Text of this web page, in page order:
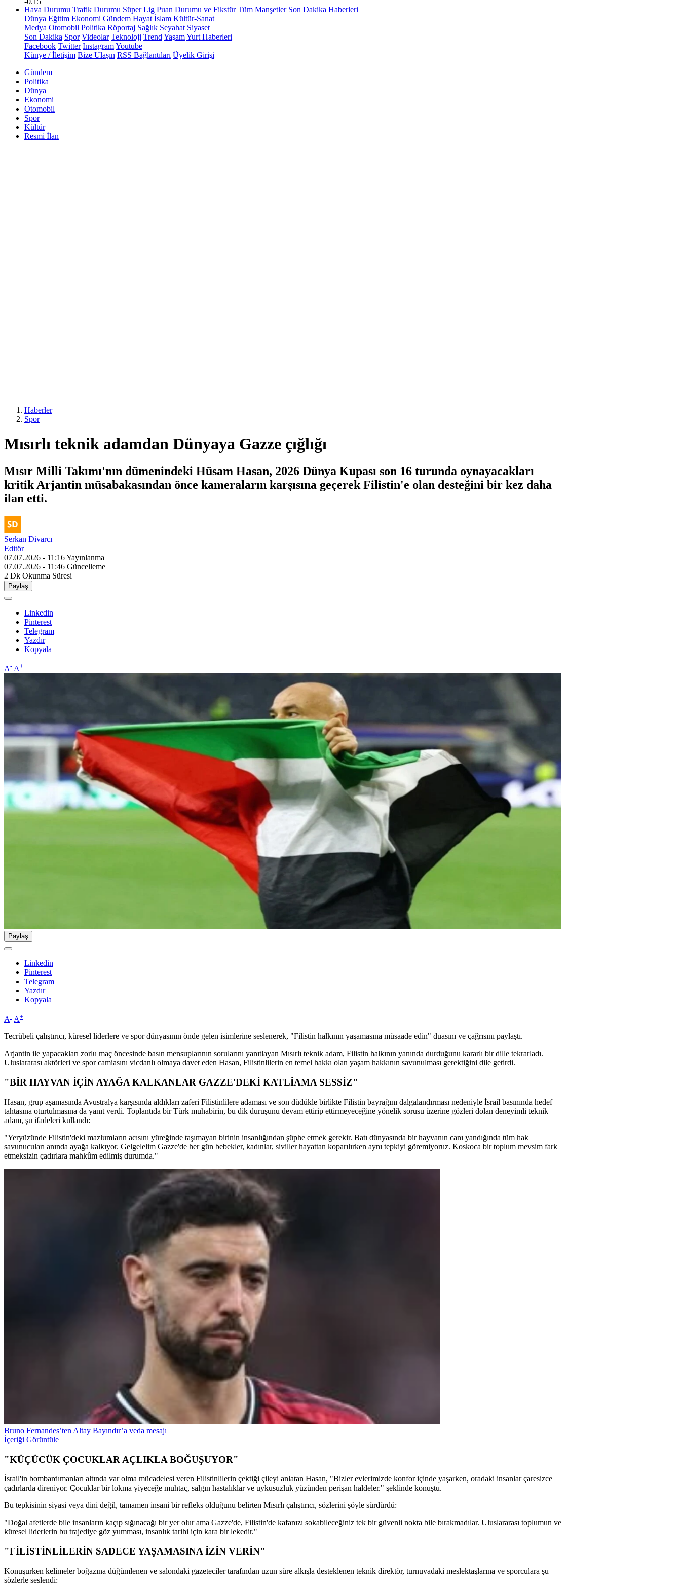
Hava Durumu Trafik Durumu Süper Lig Puan Durumu ve Fikstür Tüm Manşetler Son Dakika Haberleri
Dünya Eğitim Ekonomi Gündem Hayat İslam Kültür-Sanat
Medya Otomobil Politika Röportaj Sağlık Seyahat Siyaset
Son Dakika Spor Videolar Teknoloji Trend YaşamYurt Haberleri
Facebook Twitter InstagramYoutube
Künye / İletişim Bize Ulaşın RSS Bağlantıları Üyelik Girişi
Gündem
Politika
Dünya
Ekonomi
Otomobil
Spor
Kültür
Resmi İlan
Haberler
Spor
Mısırlı teknik adamdan Dünyaya Gazze çığlığı
Mısır Milli Takımı'nın dümenindeki Hüsam Hasan, 2026 Dünya Kupası son 16 turunda oynayacakları
kritik Arjantin müsabakasından önce kameraların karşısına geçerek Filistin'e olan desteğini bir kez daha
ilan etti.
Serkan Divarcı
Editör
07.07.2026 - 11:16Yayınlanma
07.07.2026 - 11:46 Güncelleme
2 Dk Okunma Süresi
Paylaş
Linkedin
Pinterest
Telegram
Yazdır
Kopyala
A- A+
Paylaş
Linkedin
Pinterest
Telegram
Yazdır
Kopyala
A- A+
Tecrübeli çalıştırıcı, küresel liderlere ve spor dünyasının önde gelen isimlerine seslenerek, "Filistin halkının yaşamasına müsaade edin" duasını ve çağrısını paylaştı.
Arjantin ile yapacakları zorlu maç öncesinde basın mensuplarının sorularını yanıtlayan Mısırlı teknik adam, Filistin halkının yanında durduğunu kararlı bir dille tekrarladı.
Uluslararası aktörleri ve spor camiasını vicdanlı olmaya davet eden Hasan, Filistinlilerin en temel hakkı olan yaşam hakkının savunulması gerektiğini dile getirdi.
"BİR HAYVAN İÇİN AYAĞA KALKANLAR GAZZE'DEKİ KATLİAMA SESSİZ"
Hasan, grup aşamasında Avustralya karşısında aldıkları zaferi Filistinlilere adaması ve son düdükle birlikte Filistin bayrağını dalgalandırması nedeniyle İsrail basınında hedef
tahtasına oturtulmasına da yanıt verdi. Toplantıda bir Türk muhabirin, bu dik duruşunu devam ettirip ettirmeyeceğine yönelik sorusu üzerine gözleri dolan deneyimli teknik
adam, şu ifadeleri kullandı:
"Yeryüzünde Filistin'deki mazlumların acısını yüreğinde taşımayan birinin insanlığından şüphe etmek gerekir. Batı dünyasında bir hayvanın canı yandığında tüm hak
savunucuları anında ayağa kalkıyor. Gelgelelim Gazze'de her gün bebekler, kadınlar, siviller hayattan koparılırken aynı tepkiyi göremiyoruz. Koskoca bir toplum mevsim fark
etmeksizin çadırlara mahkûm edilmiş durumda."
Bruno Fernandes’ten Altay Bayındır’a veda mesajı
İçeriği Görüntüle
"KÜÇÜCÜK ÇOCUKLAR AÇLIKLA BOĞUŞUYOR"
İsrail'in bombardımanları altında var olma mücadelesi veren Filistinlilerin çektiği çileyi anlatan Hasan, "Bizler evlerimizde konfor içinde yaşarken, oradaki insanlar çaresizce
çadırlarda direniyor. Çocuklar bir lokma yiyeceğe muhtaç, salgın hastalıklar ve uykusuzluk yüzünden perişan haldeler." şeklinde konuştu.
Bu tepkisinin siyasi veya dini değil, tamamen insani bir refleks olduğunu belirten Mısırlı çalıştırıcı, sözlerini şöyle sürdürdü:
"Doğal afetlerde bile insanların kaçıp sığınacağı bir yer olur ama Gazze'de, Filistin'de kafanızı sokabileceğiniz tek bir güvenli nokta bile bırakmadılar. Uluslararası toplumun ve
küresel liderlerin bu trajediye göz yumması, insanlık tarihi için kara bir lekedir."
"FİLİSTİNLİLERİN SADECE YAŞAMASINA İZİN VERİN"
Konuşurken kelimeler boğazına düğümlenen ve salondaki gazeteciler tarafından uzun süre alkışla desteklenen teknik direktör, turnuvadaki meslektaşlarına ve sporculara şu
sözlerle seslendi: